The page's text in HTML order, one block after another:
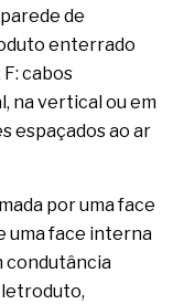
de
enterrado
cabos
na vertical ou em
espaçados ao ar
por uma face
uma face interna
condutância